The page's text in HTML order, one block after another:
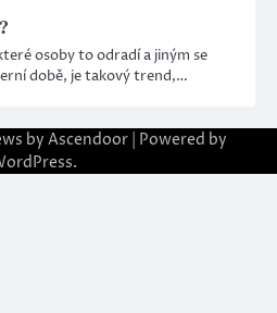
osoby to odradí a jiným se
době, je takový trend,…
by Ascendoor| Powered by
.